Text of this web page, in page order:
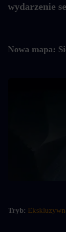
wydarzenie
Nowa mapa:
Tryb: